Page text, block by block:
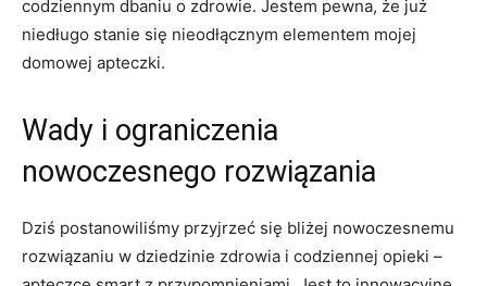
⁣codziennym dbaniu o zdrowie.⁣ Jestem pewna, ‍że już
niedługo stanie się ⁤nieodłącznym elementem mojej
domowej apteczki.
Wady i ograniczenia
nowoczesnego rozwiązania
Dziś postanowiliśmy przyjrzeć się ⁢bliżej nowoczesnemu
rozwiązaniu w dziedzinie zdrowia i ⁤codziennej opieki –